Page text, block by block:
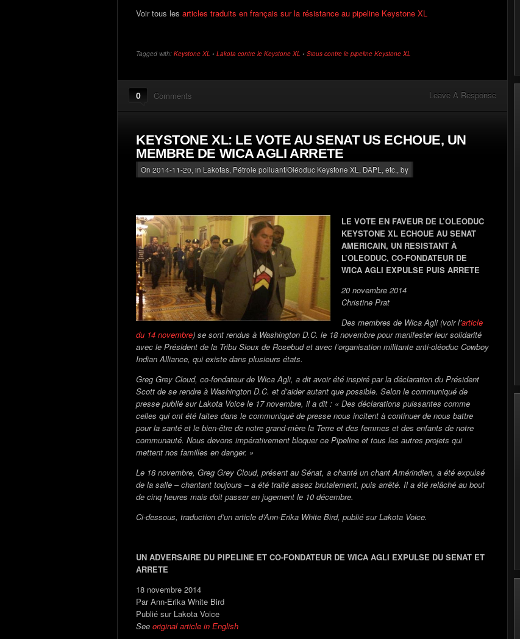
Voir tous les articles traduits en français sur la résistance au pipeline Keystone XL
Tagged with: Keystone XL • Lakota contre le Keystone XL • Sious contre le pipeline Keystone XL
0 Comments Leave A Response
KEYSTONE XL: LE VOTE AU SENAT US ECHOUE, UN
MEMBRE DE WICA AGLI ARRETE
On 2014-11-20, in Lakotas, Pétrole polluant/Oléoduc Keystone XL, DAPL, etc., by
LE VOTE EN FAVEUR DE L’OLEODUC
KEYSTONE XL ECHOUE AU SENAT
AMERICAIN, UN RESISTANT À
L’OLEODUC, CO-FONDATEUR DE
WICA AGLI EXPULSE PUIS ARRETE
20 novembre 2014
Christine Prat
Des membres de Wica Agli (voir l’article
du 14 novembre) se sont rendus à Washington D.C. le 18 novembre pour manifester leur solidarité
avec le Président de la Tribu Sioux de Rosebud et avec l’organisation militante anti-oléoduc Cowboy
Indian Alliance, qui existe dans plusieurs états.
Greg Grey Cloud, co-fondateur de Wica Agli, a dit avoir été inspiré par la déclaration du Président
Scott de se rendre à Washington D.C. et d’aider autant que possible. Selon le communiqué de
presse publié sur Lakota Voice le 17 novembre, il a dit : « Des déclarations puissantes comme
celles qui ont été faites dans le communiqué de presse nous incitent à continuer de nous battre
pour la santé et le bien-être de notre grand-mère la Terre et des femmes et des enfants de notre
communauté. Nous devons impérativement bloquer ce Pipeline et tous les autres projets qui
mettent nos familles en danger. »
Le 18 novembre, Greg Grey Cloud, présent au Sénat, a chanté un chant Amérindien, a été expulsé
de la salle – chantant toujours – a été traité assez brutalement, puis arrêté. Il a été relâché au bout
de cinq heures mais doit passer en jugement le 10 décembre.
Ci-dessous, traduction d’un article d’Ann-Erika White Bird, publié sur Lakota Voice.
UN ADVERSAIRE DU PIPELINE ET CO-FONDATEUR DE WICA AGLI EXPULSE DU SENAT ET
ARRETE
18 novembre 2014
Par Ann-Erika White Bird
Publié sur Lakota Voice
See original article in English